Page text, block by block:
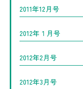
2011年12月号
2012年１月号
2012年2月号
2012年3月号